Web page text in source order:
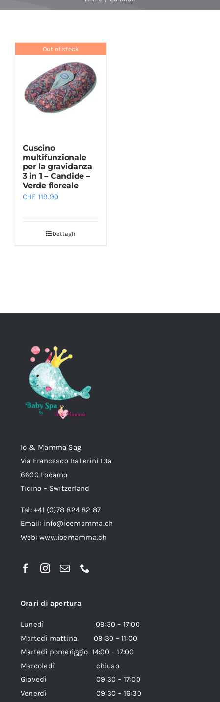
Buoni regalo
Shop
News
Marche
Out of stock
Cuscino
multifunzionale
per la gravidanza
3 in 1 – Candide –
Verde floreale
CHF 119.90
Dettagli
Io & Mamma Sagl
Via Francesco Ballerini 13a
6600 Locarno
Ticino – Switzerland
Tel: +41 (0)78 824 82 87
Email: info@ioemamma.ch
Web:www.ioemamma.ch
Orari di apertura
Lunedì 09:30 – 17:00
Martedì mattina 09:30 – 11:00
Martedì pomeriggio 14:00 – 17:00
Mercoledì chiuso
Giovedì 09:30 – 17:00
Venerdì 09:30 – 16:30